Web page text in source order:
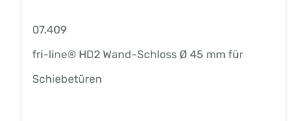
07.409
fri-line® HD2 Wand-Schloss Ø 45 mm für
Schiebetüren